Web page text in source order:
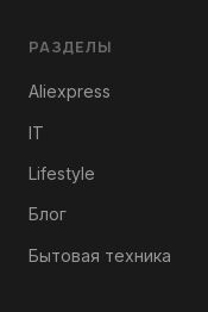
РАЗДЕЛЫ
Aliexpress
IT
Lifestyle
Блог
Бытовая техника